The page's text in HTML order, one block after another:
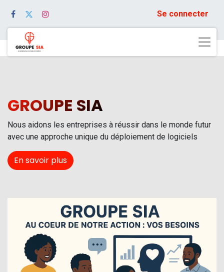
Se connecter
GROUPE SIA
Nous aidons les entreprises à réussir dans le monde futur
avec une approche unique du déploiement de logiciels
En savoir plus